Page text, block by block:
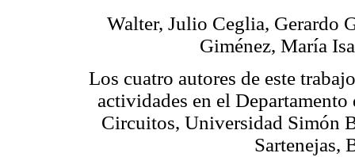
Walter, Julio Ceglia, Gerardo
Giménez, María
Los cuatro autores de este
actividades en el
Circuitos, Universidad Simón
Sartenejas,